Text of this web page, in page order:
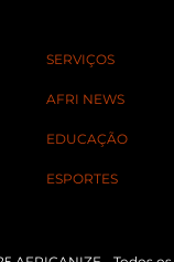
SERVIÇOS
AFRI NEWS
EDUCAÇÃO
ESPORTES